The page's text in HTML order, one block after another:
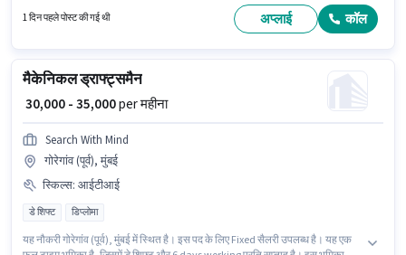
अनिवार्य है। यह भूमिका 2 - 6+ वर्षो वर्ष के अनुभव वाले के लिए खुली है, मासिक वेतन ₹40000
1 दिन पहले पोस्ट की गई थी अप्लाई कॉल
मैकेनिकल ड्राफ्ट्समैन
₹ 30,000 - 35,000per महीना
Search With Mind
गोरेगांव (पूर्व), मुंबई
स्किल्स: आईटीआई
डे शिफ्ट डिप्लोमा
यह नौकरी गोरेगांव (पूर्व), मुंबई में स्थित है। इस पद के लिए Fixed सैलरी उपलब्ध है। यह एक